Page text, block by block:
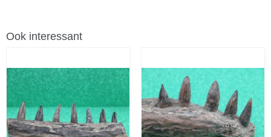
Ook interessant